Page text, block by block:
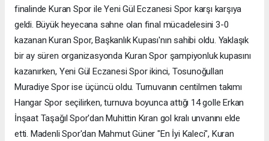
finalinde Kuran Spor ile Yeni Gül Eczanesi Spor karşı karşıya
geldi. Büyük heyecana sahne olan final mücadelesini 3-0
kazanan Kuran Spor, Başkanlık Kupası'nın sahibi oldu. Yaklaşık
bir ay süren organizasyonda Kuran Spor şampiyonluk kupasını
kazanırken, Yeni Gül Eczanesi Spor ikinci, Tosunoğulları
Muradiye Spor ise üçüncü oldu. Turnuvanın centilmen takımı
Hangar Spor seçilirken, turnuva boyunca attığı 14 golle Erkan
İnşaat Taşağıl Spor'dan Muhittin Kıran gol kralı unvanını elde
etti. Madenli Spor'dan Mahmut Güner "En İyi Kaleci", Kuran